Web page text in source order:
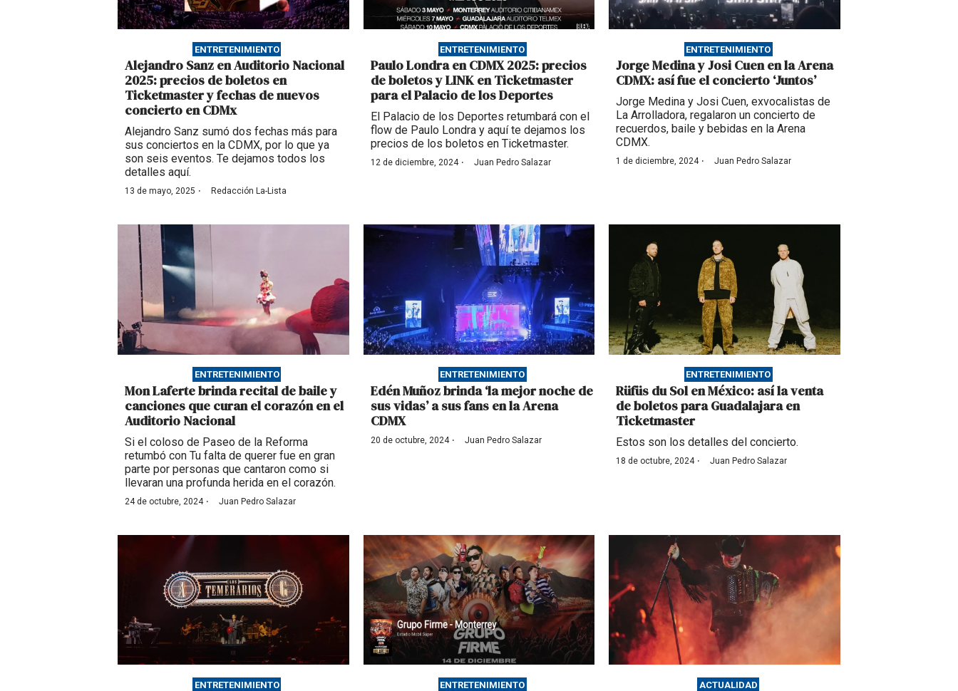
ENTRETENIMIENTO
Alejandro Sanz en Auditorio Nacional
2025: precios de boletos en
Ticketmaster y fechas de nuevos
concierto en CDMx
Alejandro Sanz sumó dos fechas más para
sus conciertos en la CDMX, por lo que ya
son seis eventos. Te dejamos todos los
detalles aquí.
13 de mayo, 2025 · Redacción La-Lista
ENTRETENIMIENTO
Paulo Londra en CDMX 2025: precios
de boletos y LINK en Ticketmaster
para el Palacio de los Deportes
El Palacio de los Deportes retumbará con el
flow de Paulo Londra y aquí te dejamos los
precios de los boletos en Ticketmaster.
12 de diciembre, 2024· Juan Pedro Salazar
ENTRETENIMIENTO
Jorge Medina y Josi Cuen en la Arena
CDMX: así fue el concierto ‘Juntos’
Jorge Medina y Josi Cuen, exvocalistas de
La Arrolladora, regalaron un concierto de
recuerdos, baile y bebidas en la Arena
CDMX.
1 de diciembre, 2024· Juan Pedro Salazar
ENTRETENIMIENTO
Mon Laferte brinda recital de baile y
canciones que curan el corazón en el
Auditorio Nacional
Si el coloso de Paseo de la Reforma
retumbó con Tu falta de querer fue en gran
parte por personas que cantaron como si
llevaran una profunda herida en el corazón.
24 de octubre, 2024· Juan Pedro Salazar
ENTRETENIMIENTO
Edén Muñoz brinda ‘la mejor noche de
sus vidas’ a sus fans en la Arena
CDMX
20 de octubre, 2024· Juan Pedro Salazar
ENTRETENIMIENTO
Rüfüs du Sol en México: así la venta
de boletos para Guadalajara en
Ticketmaster
Estos son los detalles del concierto.
18 de octubre, 2024· Juan Pedro Salazar
ENTRETENIMIENTO ENTRETENIMIENTO ACTUALIDAD